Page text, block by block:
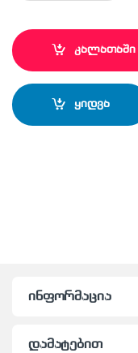
კალათაში
ყიდვა
ინფორმაცია
დამატებით